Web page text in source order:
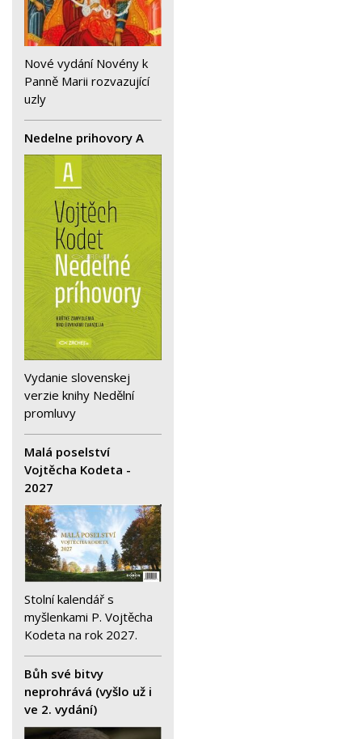
Nové vydání Novény k
Panně Marii rozvazující
uzly
Nedelne prihovory A
Vydanie slovenskej
verzie knihy Nedělní
promluvy
Malá poselství
Vojtěcha Kodeta -
2027
Stolní kalendář s
myšlenkami P. Vojtěcha
Kodeta na rok 2027.
Bůh své bitvy
neprohrává (vyšlo už i
ve 2. vydání)